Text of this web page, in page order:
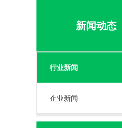
新闻动态
行业新闻
企业新闻